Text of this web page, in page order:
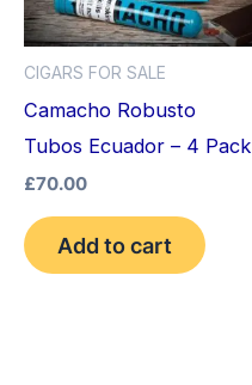
CIGARS FOR SALE
Camacho Robusto
Tubos Ecuador – 4 Pack
£70.00
Add to cart